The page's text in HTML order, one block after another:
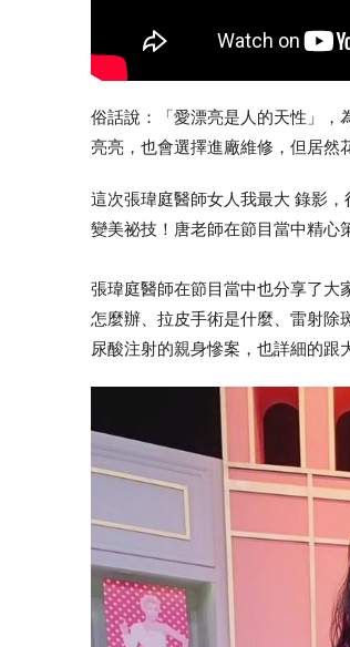
俗話說：「愛漂亮是人的天性」，
亮亮，也會選擇進廠維修，但居然
這次張瑋庭醫師女人我最大 錄影，
變美祕技！唐老師在節目當中精心
張瑋庭醫師在節目當中也分享了大
怎麼辦、拉皮手術是什麼、雷射除
尿酸注射的親身慘案，也詳細的跟